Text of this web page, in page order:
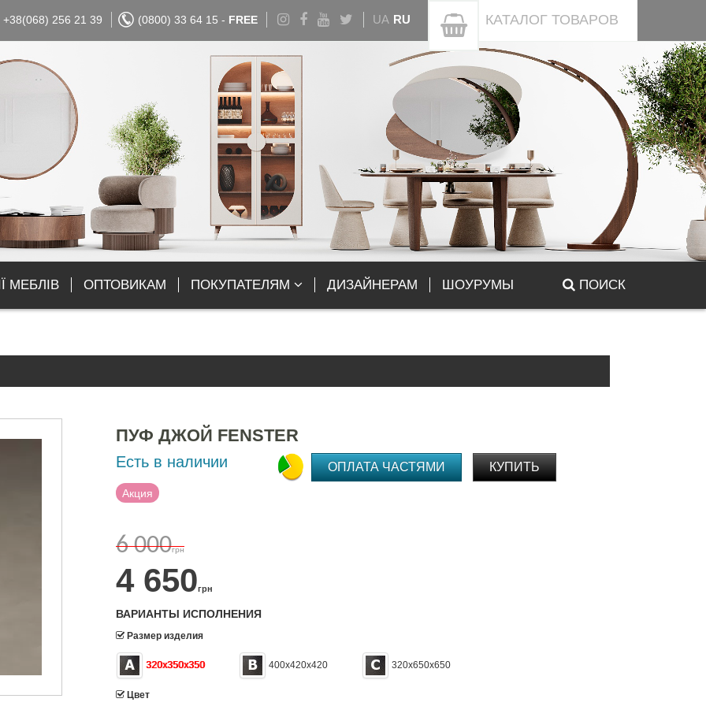
+38(068) 256 21 39 (0800) 33 64 15 - FREE UA RU КАТАЛОГ ТОВАРОВ
МЕБЛІВ ОПТОВИКАМ ПОКУПАТЕЛЯМ ДИЗАЙНЕРАМ ШОУРУМЫ ПОИСК
ПУФ ДЖОЙ FENSTER
Есть в наличии
Акция
6 000грн
4 650грн
ОПЛАТА ЧАСТЯМИ КУПИТЬ
ВАРИАНТЫ ИСПОЛНЕНИЯ
Размер изделия
320х350х350 400х420х420 320х650х650
Цвет